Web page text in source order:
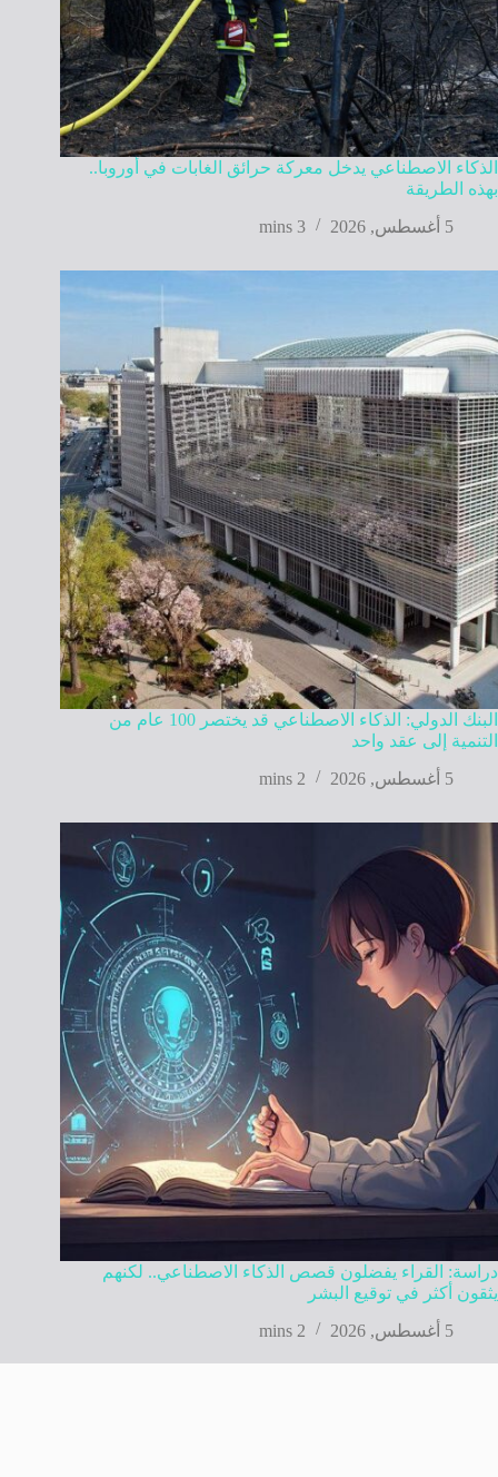
الذكاء الاصطناعي يدخل معركة حرائق الغابات في أوروبا..
بهذه الطريقة
5 أغسطس, 2026
3 mins
البنك الدولي: الذكاء الاصطناعي قد يختصر 100 عام من
التنمية إلى عقد واحد
5 أغسطس, 2026
2 mins
دراسة: القراء يفضلون قصص الذكاء الاصطناعي.. لكنهم
يثقون أكثر في توقيع البشر
5 أغسطس, 2026
2 mins